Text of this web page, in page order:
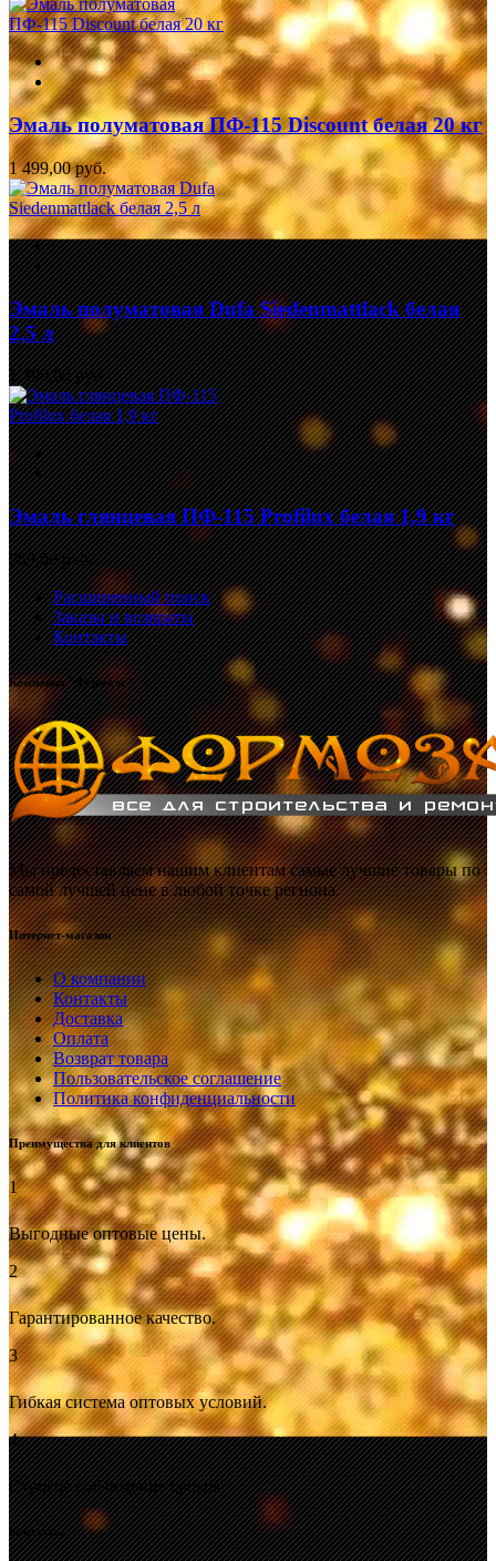
Эмаль полуматовая ПФ-115 Discount белая 20 кг
1 499,00 руб.
Эмаль полуматовая Dufa Siedenmattlack белая
2,5 л
1 499,00 руб.
Эмаль глянцевая ПФ-115 Profilux белая 1,9 кг
369,00 руб.
Расширенный поиск
Заказы и возвраты
Контакты
Компания "Формоза"
Мы предоставляем нашим клиентам самые лучшие товары по
самой лучшей цене в любой точке региона.
Интернет-магазин
О компании
Контакты
Доставка
Оплата
Возврат товара
Пользовательское соглашение
Политика конфиденциальности
Преимущества для клиентов
1
Выгодные оптовые цены.
2
Гарантированное качество.
3
Гибкая система оптовых условий.
4
Строгое соблюдение сроков
Контакты